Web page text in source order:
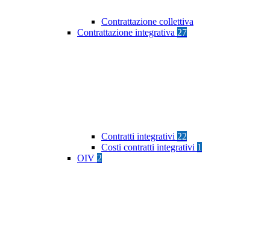
Contrattazione collettiva
Contrattazione integrativa 27
Contratti integrativi 22
Costi contratti integrativi 1
OIV 2